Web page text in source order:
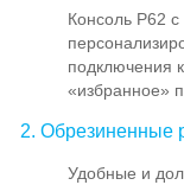
Консоль P62
подключения
«избранное»
2. Обрезиненные
Удобные и